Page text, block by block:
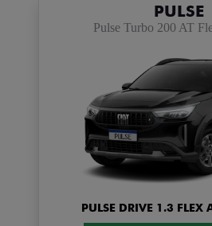
PULSE
Pulse Turbo 200 AT
PULSE DRIVE 1.3